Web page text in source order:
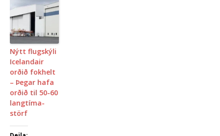
Nýtt flugskýli
Icelandair
orðið fokhelt
– Þegar hafa
orðið til 50-60
lang­tíma­
störf